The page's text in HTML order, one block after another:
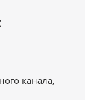
канала,